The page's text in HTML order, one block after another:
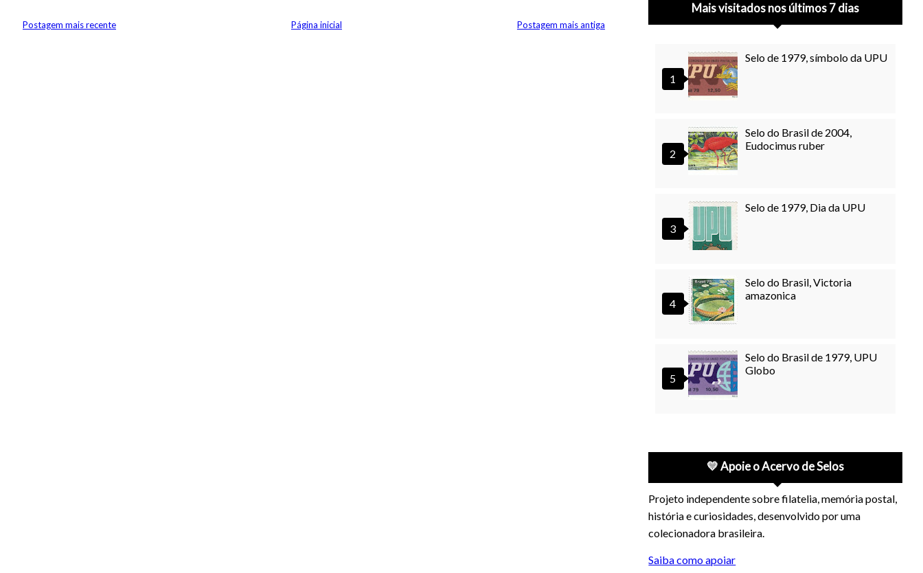
Postagem mais recente Postagem mais antiga
Página inicial
Mais visitados nos últimos 7 dias
Selo de 1979, símbolo da UPU
Selo do Brasil de 2004,
Eudocimus ruber
Selo de 1979, Dia da UPU
Selo do Brasil, Victoria
amazonica
Selo do Brasil de 1979, UPU
Globo
💛 Apoie o Acervo de Selos
Projeto independente sobre filatelia, memória postal,
história e curiosidades, desenvolvido por uma
colecionadora brasileira.
Saiba como apoiar